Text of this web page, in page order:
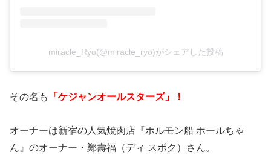
miracle_Ryo(@miracle_ryo)がシェアした投稿
その名も 「ケジャンオールスターズ」！
オーナーは新宿の人気焼肉店『ホルモン船 ホールちゃ
ん』のオーナー・鄭壽福（ディ スボク）さん。